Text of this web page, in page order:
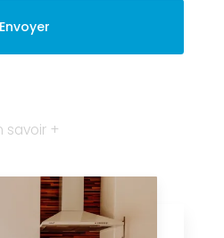
savoir +